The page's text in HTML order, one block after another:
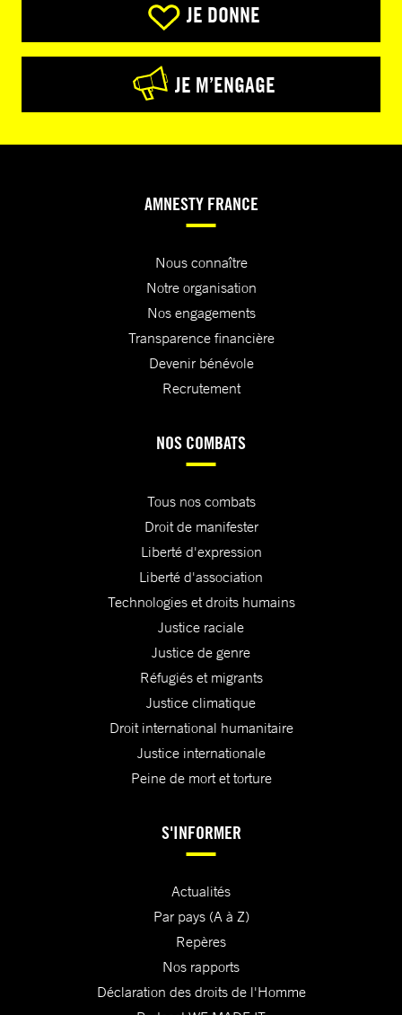
JE DONNE
JE M’ENGAGE
AMNESTY FRANCE
Nous connaître
Notre organisation
Nos engagements
Transparence financière
Devenir bénévole
Recrutement
NOS COMBATS
Tous nos combats
Droit de manifester
Liberté d'expression
Liberté d'association
Technologies et droits humains
Justice raciale
Justice de genre
Réfugiés et migrants
Justice climatique
Droit international humanitaire
Justice internationale
Peine de mort et torture
S'INFORMER
Actualités
Par pays (A à Z)
Repères
Nos rapports
Déclaration des droits de l'Homme